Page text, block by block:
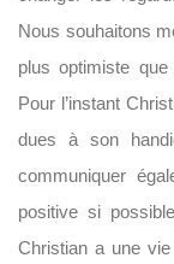
Nous souhaitons
plus optimiste
Pour l’instant
dues à son
communiquer
positive si
Christian a une